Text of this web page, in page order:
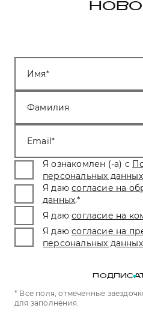
Имя
Фамилия
Email
Я ознакомлен (-а) с
персональных данных
Я даю согласие на
данных.*
Я даю согласие на
Я даю согласие на
персональных
* Все поля, отмеченные
для заполнения.